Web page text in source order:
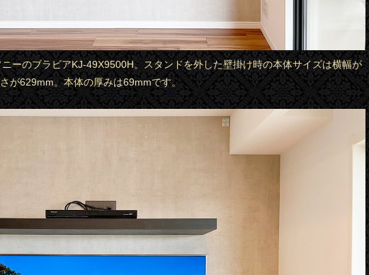
ーのブラビアKJ-49X9500H。スタンドを外した壁掛け時の本体サイズは横幅が
が629mm。本体の厚みは69mmです。